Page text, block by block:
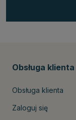
Obsługa klienta
Obsługa klienta
Zaloguj się